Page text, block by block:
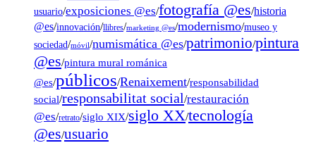
usuario/exposiciones @es/fotografía @es/historia
@es/innovación/llibres/marketing @es/modernismo/museo y
sociedad/móvil/numismática @es/patrimonio/pintura
@es/pintura mural románica
@es/públicos/Renaixement/responsabilidad
social/responsabilitat social/restauración
@es/retrato/siglo XIX/siglo XX/tecnología
@es/usuario